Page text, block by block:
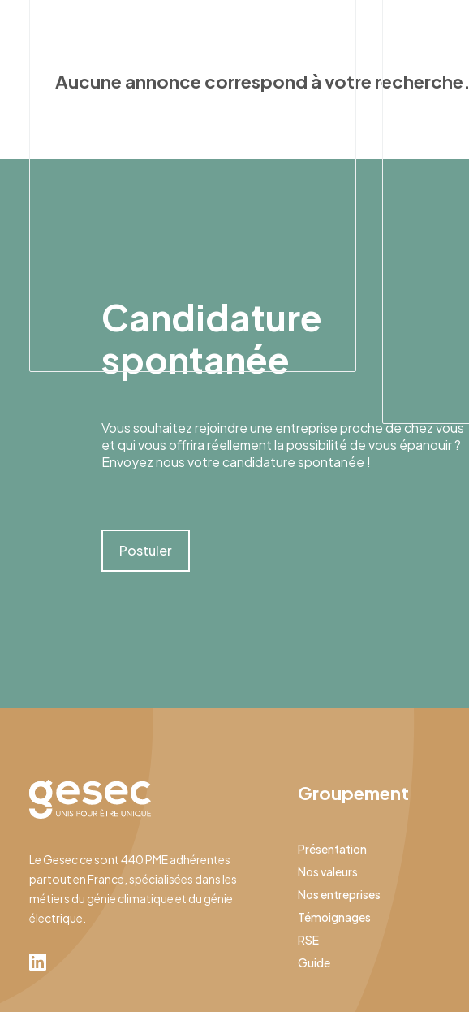
Aucune annonce correspond à votre recherche.
Candidature
spontanée
Vous souhaitez rejoindre une entreprise proche de chez vous
et qui vous offrira réellement la possibilité de vous épanouir ?
Envoyez nous votre candidature spontanée !
Postuler
Le Gesec ce sont 440 PME adhérentes
partout en France, spécialisées dans les
métiers du génie climatique et du génie
électrique.
Groupement
Présentation
Nos valeurs
Nos entreprises
Témoignages
RSE
Guide